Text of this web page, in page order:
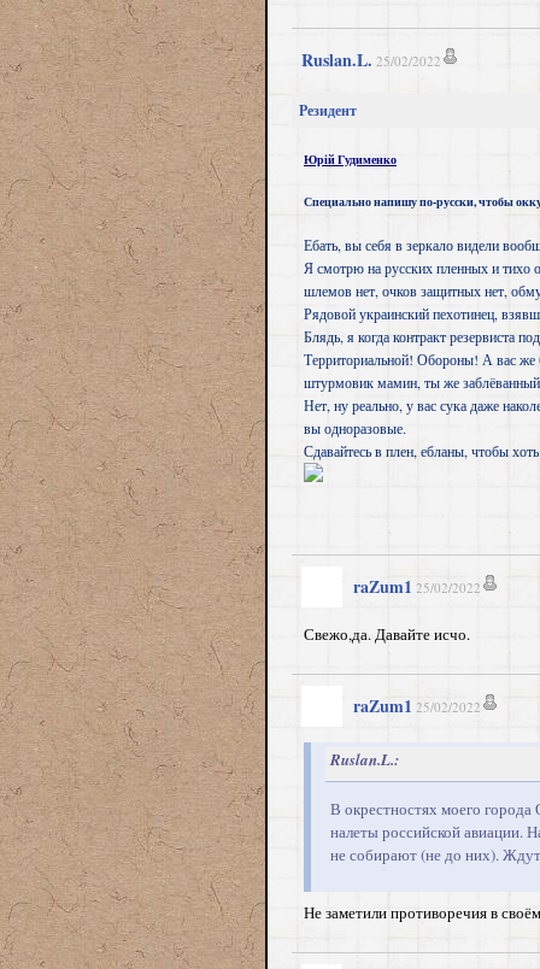
Ruslan.L. 25/02/2022
Резидент
Юрій Гудименко
Специально напишу по-русски, чтобы
Ебать, вы себя в зеркало видели
Я смотрю на русских пленных и тихо
шлемов нет, очков защитных нет,
Рядовой украинский пехотинец,
Блядь, я когда контракт резервиста
Территориальной! Обороны! А вас же
штурмовик мамин, ты же заблёванный
Нет, ну реально, у вас сука даже
вы одноразовые.
Сдавайтесь в плен, ебланы, чтобы
raZum1 25/02/2022
Свежо,да. Давайте исчо.
raZum1 25/02/2022
Ruslan.L.:
В окрестностях моего
налеты российской авиации.
не собирают (не до них).
Не заметили противоречия в